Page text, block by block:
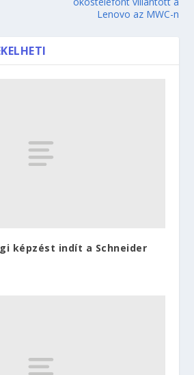
Lenovo az MWC-n
képzést indít a Schneider